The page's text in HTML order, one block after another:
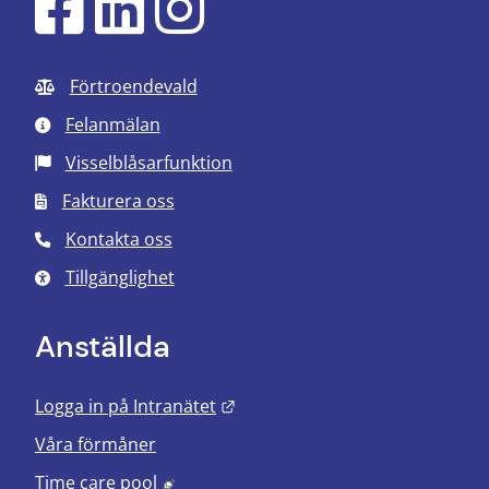
Förtroendevald
Felanmälan
Visselblåsarfunktion
Fakturera oss
Kontakta oss
Tillgänglighet
Anställda
Logga in på Intranätet
Våra förmåner
Time care pool
Länk till annan webbplats, öppnas i